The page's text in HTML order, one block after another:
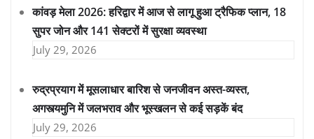
कांवड़ मेला 2026: हरिद्वार में आज से लागू हुआ ट्रैफिक प्लान, 18
सुपर जोन और 141 सेक्टरों में सुरक्षा व्यवस्था
July 29, 2026
रुद्रप्रयाग में मूसलाधार बारिश से जनजीवन अस्त-व्यस्त,
अगस्त्यमुनि में जलभराव और भूस्खलन से कई सड़कें बंद
July 29, 2026